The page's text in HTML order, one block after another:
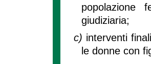
popolazione
giudiziaria;
c) interventi
le donne con